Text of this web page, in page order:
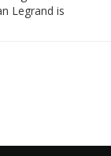
Legrand is